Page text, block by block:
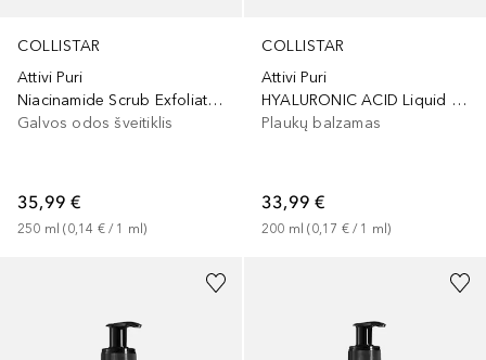
COLLISTAR
Attivi Puri
Niacinamide Scrub Exfoliating Oil Control
Galvos odos šveitiklis
35,99 €
250 ml (0,14 € / 1 ml)
COLLISTAR
Attivi Puri
HYALURONIC ACID Liquid Conditioner Moisturizer Frequent Use
Plaukų balzamas
33,99 €
200 ml (0,17 € / 1 ml)